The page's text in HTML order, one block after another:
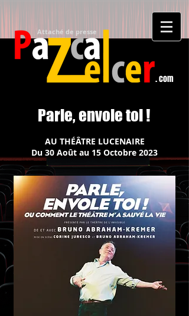
Attaché de presse​
. com
Parle, envole toi !
AU THÉÂTRE LUCENAIRE
Du 30 Août au 15 Octobre 2023